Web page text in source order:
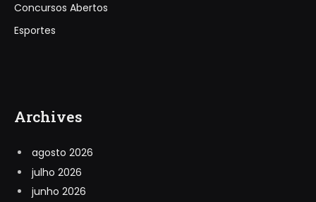
Concursos Abertos
Esportes
Archives
agosto 2026
julho 2026
junho 2026